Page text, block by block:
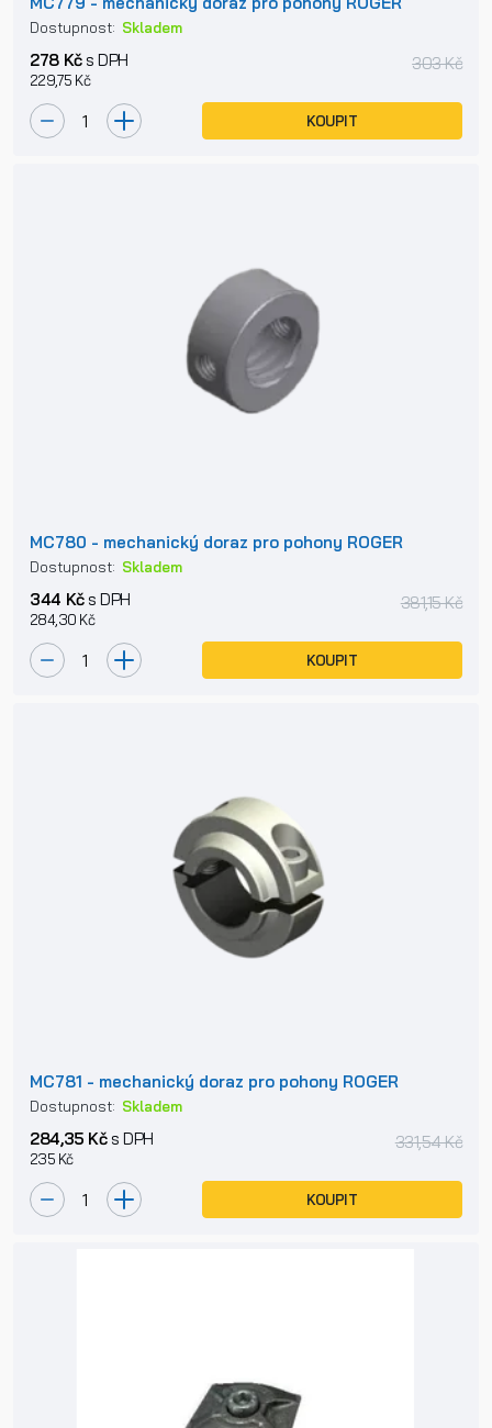
Dostupnost: Skladem
278 Kčs DPH
229,75 Kč
303 Kč
KOUPIT
MC780 - mechanický doraz pro pohony ROGER
Dostupnost: Skladem
344 Kčs DPH
284,30 Kč
381,15 Kč
KOUPIT
MC781 - mechanický doraz pro pohony ROGER
Dostupnost: Skladem
284,35 Kčs DPH
235 Kč
331,54 Kč
KOUPIT